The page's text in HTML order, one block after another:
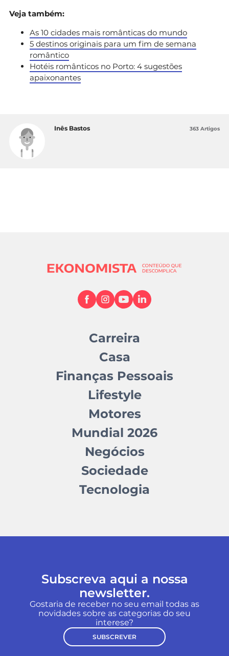
Veja também:
As 10 cidades mais românticas do mundo
5 destinos originais para um fim de semana
romântico
Hotéis românticos no Porto: 4 sugestões
apaixonantes
Inês Bastos 363 Artigos
Carreira
Casa
Finanças Pessoais
Lifestyle
Motores
Mundial 2026
Negócios
Sociedade
Tecnologia
Subscreva aqui a nossa
newsletter.
Gostaria de receber no seu email todas as
novidades sobre as categorias do seu
interese?
SUBSCREVER